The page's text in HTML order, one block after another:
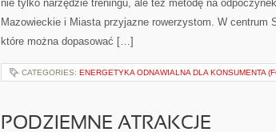
nie tylko narzędzie treningu, ale też metodę na
Mazowieckie i Miasta przyjazne rowerzystom. W centrum
które można dopasować […]
CATEGORIES: ENERGETYKA ODNAWIALNA DLA KONSUMENTA
PODZIEMNE ATRAKCJE